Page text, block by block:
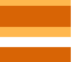
BIỆT - P14 -
LỊCH -
ĐÂU